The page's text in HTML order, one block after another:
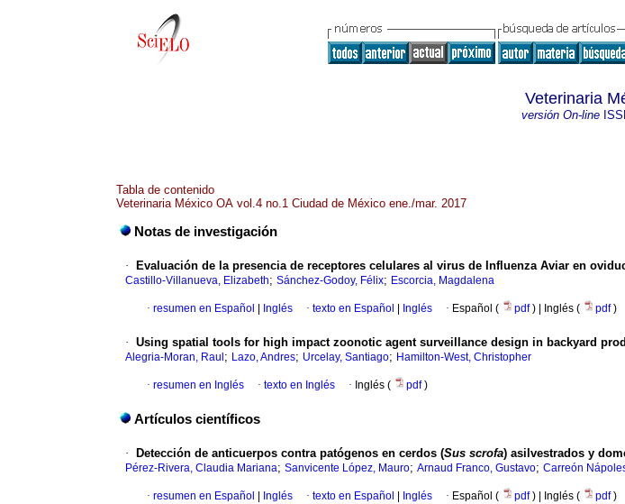
Veterinaria
versión On-line
Tabla de contenido
Veterinaria México OA vol.4 no.1 Ciudad de México ene./mar. 2017
Notas de investigación
· Evaluación de la presencia de receptores celulares al virus de Influenza Aviar en
Castillo-Villanueva, Elizabeth; Sánchez-Godoy, Félix; Escorcia, Magdalena
· resumen en Español Inglés · texto en Español Inglés · Español ( pdf) | Inglés ( pdf)
· Using spatial tools for high impact zoonotic agent surveillance design in backyard
Alegria-Moran, Raul ; Lazo, Andres; Urcelay, Santiago; Hamilton-West, Christopher
· resumen en Inglés · texto en Inglés · Inglés ( pdf)
Artículos científicos
· Detección de anticuerpos contra patógenos en cerdos (Sus scrofa) asilvestrados y
Pérez-Rivera, Claudia Mariana; Sanvicente López, Mauro; Arnaud Franco, Gustavo; Carreón
· resumen en Español Inglés · texto en Español Inglés · Español ( pdf) | Inglés ( pdf)